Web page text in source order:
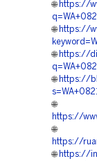
🌐 https://
🌐 https://
🌐 https://
🌐 https://
🌐
https://
🌐
https://
🌐 https://